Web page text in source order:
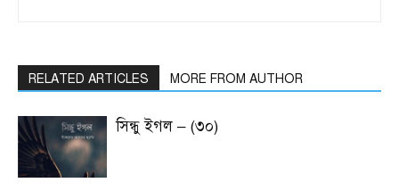
RELATED ARTICLES MORE FROM AUTHOR
সিন্ধু ইগল – (৩০)